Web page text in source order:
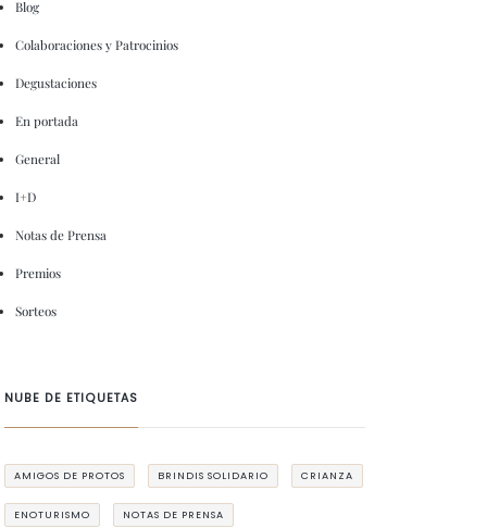
Blog
Colaboraciones y Patrocinios
Degustaciones
En portada
General
I+D
Notas de Prensa
Premios
Sorteos
NUBE DE ETIQUETAS
AMIGOS DE PROTOS BRINDIS SOLIDARIO CRIANZA
ENOTURISMO NOTAS DE PRENSA